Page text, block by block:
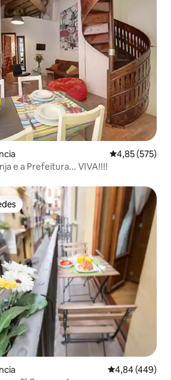
4,85 de uma
4,85 (575)
e a Prefeitura... VIVA!!!!
4,84 de uma
4,84 (449)